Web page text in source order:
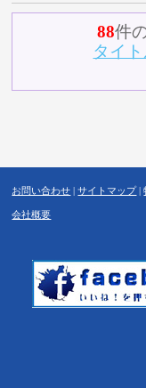
88件
タイ
お問い合わせ |サイトマップ|
会社概要